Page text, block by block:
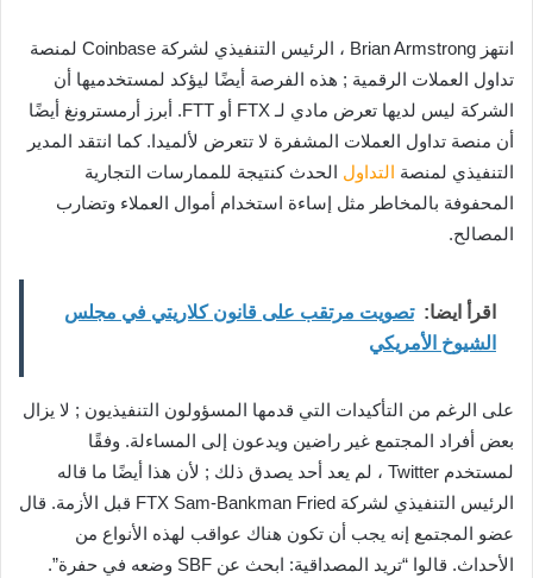
انتهز Brian Armstrong ، الرئيس التنفيذي لشركة Coinbase لمنصة
تداول العملات الرقمية ; هذه الفرصة أيضًا ليؤكد لمستخدميها أن
الشركة ليس لديها تعرض مادي لـ FTX أو FTT. أبرز أرمسترونغ أيضًا
أن منصة تداول العملات المشفرة لا تتعرض لألميدا. كما انتقد المدير
التنفيذي لمنصة التداول الحدث كنتيجة للممارسات التجارية
المحفوفة بالمخاطر مثل إساءة استخدام أموال العملاء وتضارب
المصالح.
اقرأ ايضا: تصويت مرتقب على قانون كلاريتي في مجلس
الشيوخ الأمريكي
على الرغم من التأكيدات التي قدمها المسؤولون التنفيذيون ; لا يزال
بعض أفراد المجتمع غير راضين ويدعون إلى المساءلة. وفقًا
لمستخدم Twitter ، لم يعد أحد يصدق ذلك ; لأن هذا أيضًا ما قاله
الرئيس التنفيذي لشركة FTX Sam-Bankman Fried قبل الأزمة. قال
عضو المجتمع إنه يجب أن تكون هناك عواقب لهذه الأنواع من
الأحداث. قالوا “تريد المصداقية: ابحث عن SBF وضعه في حفرة”.